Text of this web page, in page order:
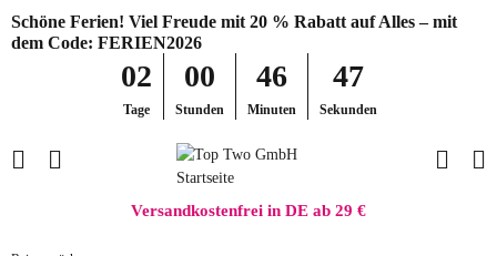
Schöne Ferien! Viel Freude mit 20 % Rabatt auf Alles – mit
dem Code: FERIEN2026
02
Tage
00
Stunden
46
Minuten
47
Sekunden
Versandkostenfrei in DE ab 29 €